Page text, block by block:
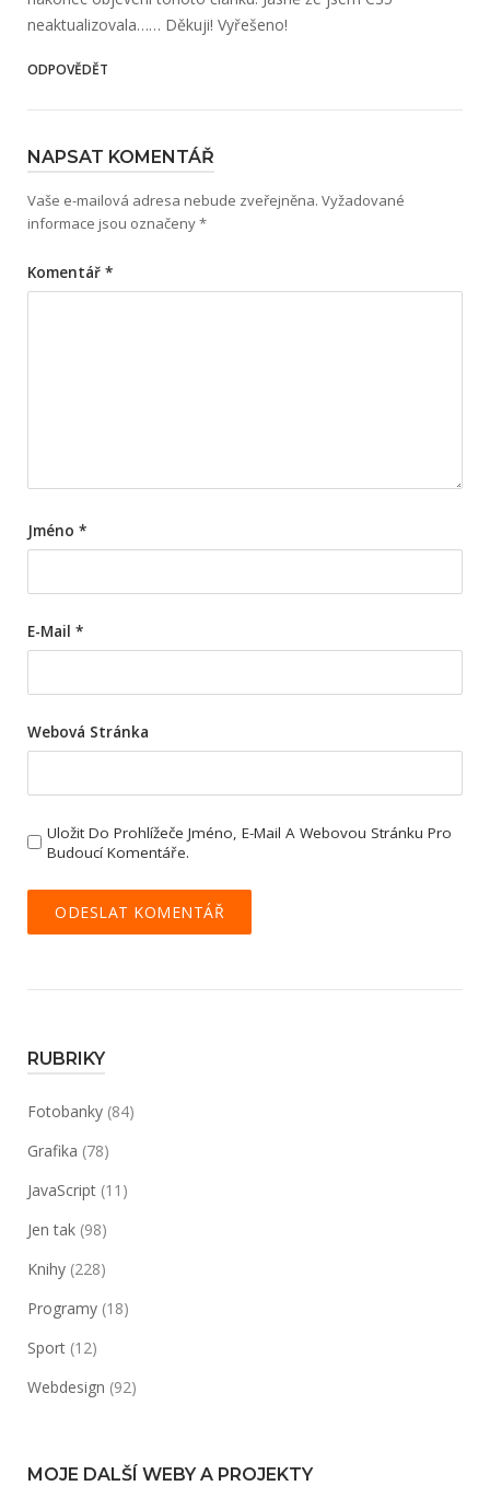
neaktualizovala…… Děkuji! Vyřešeno!
ODPOVĚDĚT
NAPSAT KOMENTÁŘ
Vaše e-mailová adresa nebude zveřejněna. Vyžadované
informace jsou označeny*
Komentář *
Jméno *
E-Mail *
Webová Stránka
Uložit Do Prohlížeče Jméno, E-Mail A Webovou Stránku Pro
Budoucí Komentáře.
RUBRIKY
Fotobanky (84)
Grafika (78)
JavaScript (11)
Jen tak (98)
Knihy (228)
Programy (18)
Sport (12)
Webdesign (92)
MOJE DALŠÍ WEBY A PROJEKTY